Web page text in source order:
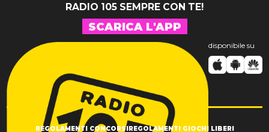
RADIO 105 SEMPRE CON TE!
SCARICA L'APP
disponibile su
REGOLAMENTI CONCORSIREGOLAMENTI GIOCHI LIBERI